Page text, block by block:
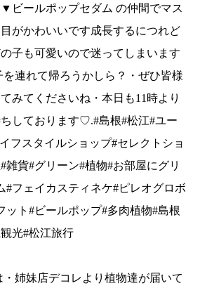
ボーサ#ヘデラダックフット#ビ
物#島根観光#島根旅行#松江観
ビールポップセダム の仲間でマス
がかわいいです成長するにつれど
子も可愛いので迷ってしまいます
連れて帰ろうかしら？・ぜひ皆様
みてくださいね・本日も11時より
しております♡.#島根#松江#ユー
フスタイルショップ#セレクトショ
雑貨#グリーン#植物#お部屋にグリ
#フェイカスティネケ#ピレオグロボ
ット#ビールポップ#多肉植物#島根
光#松江旅行